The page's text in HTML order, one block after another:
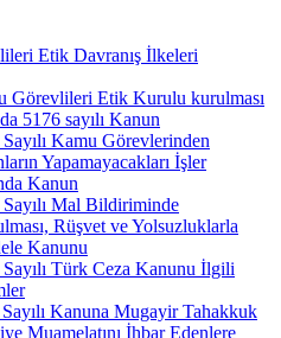
Etik Davranış İlkeleri
Görevlileri Etik Kurulu kurulması
5176 sayılı Kanun
Sayılı Kamu Görevlerinden
Yapamayacakları İşler
Kanun
Sayılı Mal Bildiriminde
Rüşvet ve Yolsuzluklarla
Kanunu
Sayılı Türk Ceza Kanunu İlgili
Sayılı Kanuna Mugayir Tahakkuk
Muamelatını İhbar Edenlere